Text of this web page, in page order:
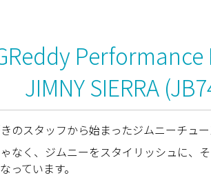
JIMNY SIERRA
のスタッフから始まったジムニーチュー
なく、ジムニーをスタイリッシュに、
っています。